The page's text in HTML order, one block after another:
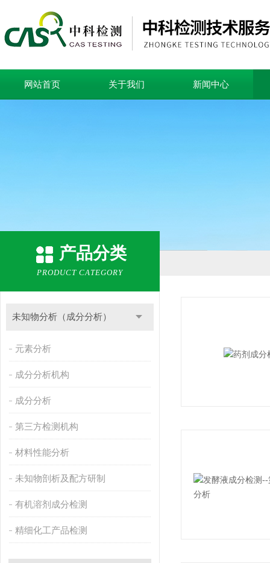
网站首页 关于我们 新闻中心
产品分类
PRODUCT CATEGORY
未知物分析（成分分析）
元素分析
成分分析机构
成分分析
第三方检测机构
材料性能分析
未知物剖析及配方研制
有机溶剂成分检测
精细化工产品检测